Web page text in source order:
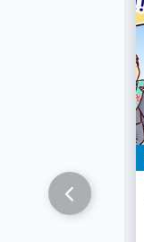
・年齢は自分